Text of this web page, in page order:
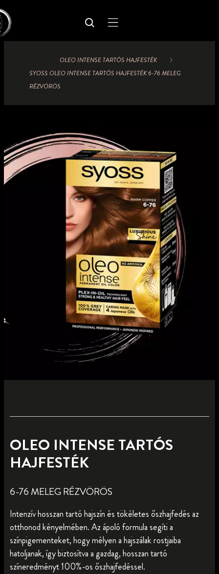
OLEO INTENSE TARTÓS HAJFESTÉK
SYOSS OLEO INTENSE TARTÓS HAJFESTÉK 6-76 MELEG
RÉZVÖRÖS
OLEO INTENSE TARTÓS
HAJFESTÉK
6-76 MELEG RÉZVÖRÖS
Intenzív hosszan tartó hajszín és tökéletes őszhajfedés az
otthonod kényelmében. Az ápoló formula segíti a
színpigementeket, hogy mélyen a hajszálak rostjaiba
hatoljanak, így biztosítva a gazdag, hosszan tartó
színeredményt 100%-os őszhajfedéssel.